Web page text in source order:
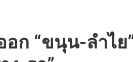
อก “ขนุน-ลำไ